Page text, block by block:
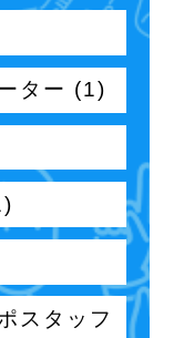
ター (1)
スタッフ